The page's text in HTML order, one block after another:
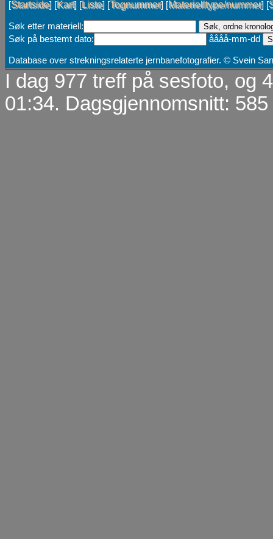
[Startside] [Kart] [Liste] [Tognummer] [Materielltype/nummer] [
Søk etter materiell:
Søk på bestemt dato:
åååå-mm-dd
Database over strekningsrelaterte jernbanefotografier. © Svein
I dag 977 treff på sesfoto, og
01:34. Dagsgjennomsnitt: 585